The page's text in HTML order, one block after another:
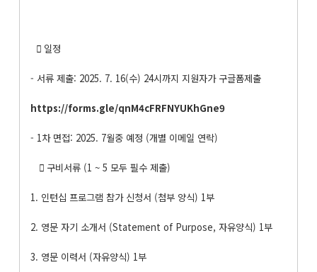
 일정
- 서류 제출: 2025. 7. 16(수) 24시까지 지원자가 구글폼제출
https://forms.gle/qnM4cFRFNYUKhGne9
- 1차 면접: 2025. 7월중 예정 (개별 이메일 연락)
 구비서류 (1 ~ 5 모두 필수 제출)
1. 인턴십 프로그램 참가 신청서 (첨부 양식) 1부
2. 영문 자기 소개서 (Statement of Purpose, 자유양식) 1부
3. 영문 이력서 (자유양식) 1부